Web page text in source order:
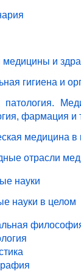
медицины и
гигиена и
фармация и
медицина в
отрасли
науки
науки в целом